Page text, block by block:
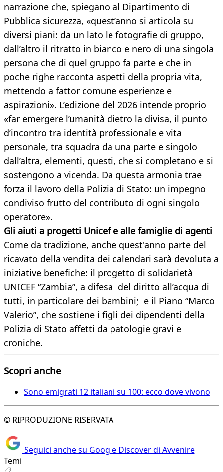
narrazione che, spiegano al Dipartimento di
Pubblica sicurezza, «quest’anno si articola su
diversi piani: da un lato le fotografie di gruppo,
dall’altro il ritratto in bianco e nero di una singola
persona che di quel gruppo fa parte e che in
poche righe racconta aspetti della propria vita,
mettendo a fattor comune esperienze e
aspirazioni». L’edizione del 2026 intende proprio
«far emergere l’umanità dietro la divisa, il punto
d’incontro tra identità professionale e vita
personale, tra squadra da una parte e singolo
dall’altra, elementi, questi, che si completano e si
sostengono a vicenda. Da questa armonia trae
forza il lavoro della Polizia di Stato: un impegno
condiviso frutto del contributo di ogni singolo
operatore».
Gli aiuti a progetti Unicef e alle famiglie di agenti
Come da tradizione, anche quest'anno parte del
ricavato della vendita dei calendari sarà devoluta a
iniziative benefiche: il progetto di solidarietà
UNICEF “Zambia”, a difesa del diritto all’acqua di
tutti, in particolare dei bambini; e il Piano “Marco
Valerio”, che sostiene i figli dei dipendenti della
Polizia di Stato affetti da patologie gravi e
croniche.
Scopri anche
Sono emigrati 12 italiani su 100: ecco dove vivono
© RIPRODUZIONE RISERVATA
Seguici anche su Google Discover di Avvenire
Temi